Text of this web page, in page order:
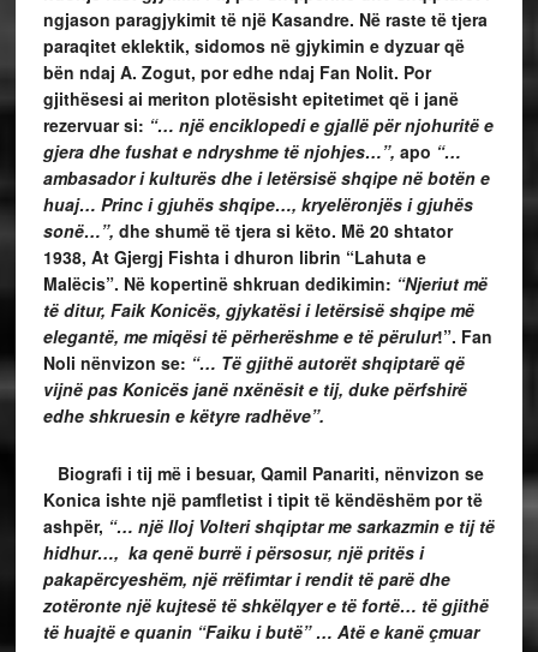
ngjason paragjykimit të një Kasandre. Në raste të tjera
paraqitet eklektik, sidomos në gjykimin e dyzuar që
bën ndaj A. Zogut, por edhe ndaj Fan Nolit. Por
gjithësesi ai meriton plotësisht epitetimet që i janë
rezervuar si: “… një enciklopedi e gjallë për njohuritë e
gjera dhe fushat e ndryshme të njohjes…”, apo “…
ambasador i kulturës dhe i letërsisë shqipe në botën e
huaj… Princ i gjuhës shqipe…, kryelëronjës i gjuhës
sonë…”, dhe shumë të tjera si këto. Më 20 shtator
1938, At Gjergj Fishta i dhuron librin “Lahuta e
Malëcis”. Në kopertinë shkruan dedikimin: “Njeriut më
të ditur, Faik Konicës, gjykatësi i letërsisë shqipe më
elegantë, me miqësi të përherëshme e të përulur!”. Fan
Noli nënvizon se: “… Të gjithë autorët shqiptarë që
vijnë pas Konicës janë nxënësit e tij, duke përfshirë
edhe shkruesin e këtyre radhëve”.
Biografi i tij më i besuar, Qamil Panariti, nënvizon se
Konica ishte një pamfletist i tipit të këndëshëm por të
ashpër, “… një lloj Volteri shqiptar me sarkazmin e tij të
hidhur…, ka qenë burrë i përsosur, një pritës i
pakapërcyeshëm, një rrëfimtar i rendit të parë dhe
zotëronte një kujtesë të shkëlqyer e të fortë… të gjithë
të huajtë e quanin “Faiku i butë” … Atë e kanë çmuar